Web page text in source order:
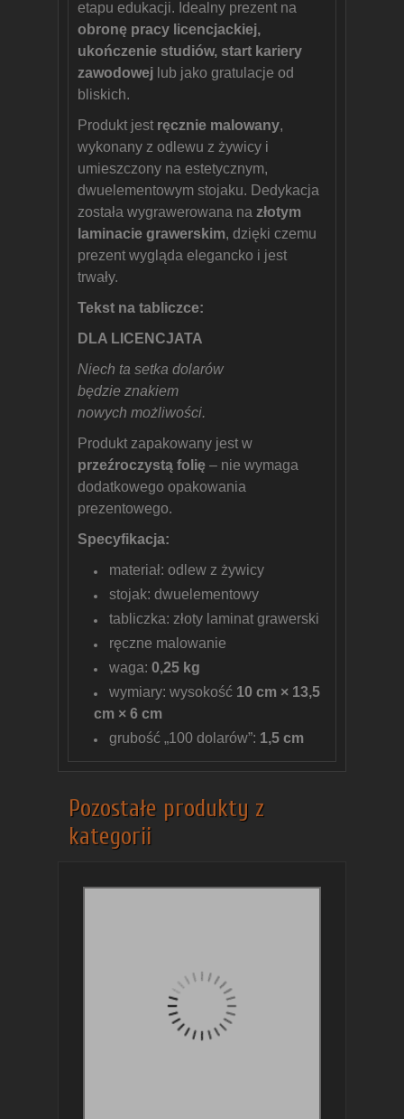
etapu edukacji. Idealny prezent na
obronę pracy licencjackiej,
ukończenie studiów, start kariery
zawodowej lub jako gratulacje od
bliskich.
Produkt jest ręcznie malowany,
wykonany z odlewu z żywicy i
umieszczony na estetycznym,
dwuelementowym stojaku. Dedykacja
została wygrawerowana na złotym
laminacie grawerskim, dzięki czemu
prezent wygląda elegancko i jest
trwały.
Tekst na tabliczce:
DLA LICENCJATA
Niech ta setka dolarów
będzie znakiem
nowych możliwości.
Produkt zapakowany jest w
przeźroczystą folię – nie wymaga
dodatkowego opakowania
prezentowego.
Specyfikacja:
materiał: odlew z żywicy
stojak: dwuelementowy
tabliczka: złoty laminat grawerski
ręczne malowanie
waga: 0,25 kg
wymiary: wysokość 10 cm × 13,5
cm × 6 cm
grubość „100 dolarów”: 1,5 cm
Pozostałe produkty z
kategorii